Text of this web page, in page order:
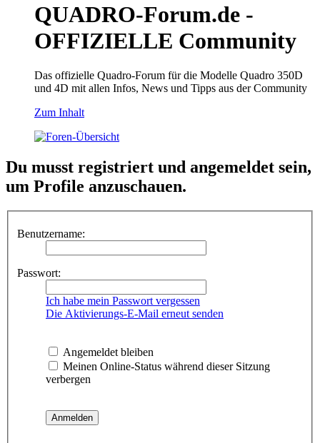
QUADRO-Forum.de -
OFFIZIELLE Community
Das offizielle Quadro-Forum für die Modelle Quadro 350D
und 4D mit allen Infos, News und Tipps aus der Community
Zum Inhalt
Du musst registriert und angemeldet sein,
um Profile anzuschauen.
Benutzername:
Passwort:
Ich habe mein Passwort vergessen
Die Aktivierungs-E-Mail erneut senden
Angemeldet bleiben
Meinen Online-Status während dieser Sitzung
verbergen